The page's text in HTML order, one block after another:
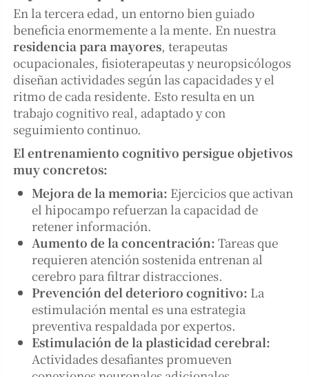
En la tercera edad, un entorno bien guiado
beneficia enormemente a la mente. En nuestra
residencia para mayores, terapeutas
ocupacionales, fisioterapeutas y neuropsicólogos
diseñan actividades según las capacidades y el
ritmo de cada residente. Esto resulta en un
trabajo cognitivo real, adaptado y con
seguimiento continuo.
El entrenamiento cognitivo persigue objetivos
muy concretos:
Mejora de la memoria: Ejercicios que activan
el hipocampo refuerzan la capacidad de
retener información.
Aumento de la concentración: Tareas que
requieren atención sostenida entrenan al
cerebro para filtrar distracciones.
Prevención del deterioro cognitivo: La
estimulación mental es una estrategia
preventiva respaldada por expertos.
Estimulación de la plasticidad cerebral:
Actividades desafiantes promueven